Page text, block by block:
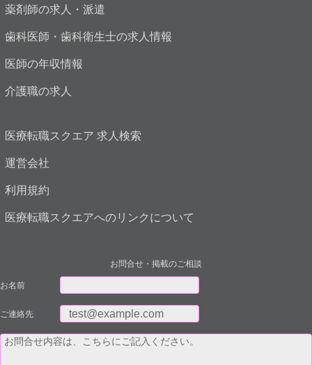
薬剤師の求人・派遣
歯科医師・歯科衛生士の求人情報
医師の年収情報
介護職の求人
医療転職スクエア 求人検索
運営会社
利用規約
医療転職スクエアへのリンクについて
お問合せ・掲載のご相談
お名前
ご連絡先